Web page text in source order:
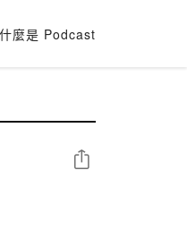
什麼是 Podcast
分享